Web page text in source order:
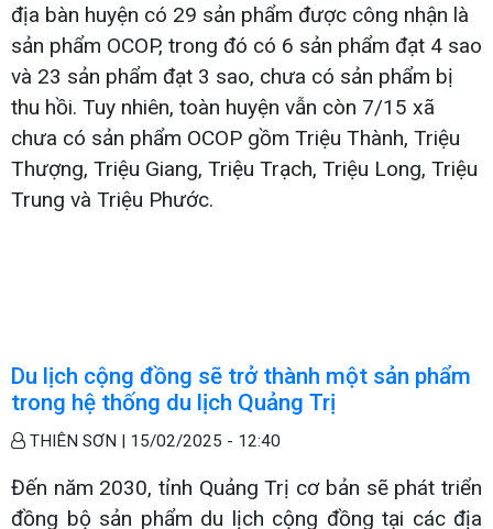
địa bàn huyện có 29 sản phẩm được công nhận là
sản phẩm OCOP, trong đó có 6 sản phẩm đạt 4 sao
và 23 sản phẩm đạt 3 sao, chưa có sản phẩm bị
thu hồi. Tuy nhiên, toàn huyện vẫn còn 7/15 xã
chưa có sản phẩm OCOP gồm Triệu Thành, Triệu
Thượng, Triệu Giang, Triệu Trạch, Triệu Long, Triệu
Trung và Triệu Phước.
Du lịch cộng đồng sẽ trở thành một sản phẩm
trong hệ thống du lịch Quảng Trị
THIÊN SƠN | 15/02/2025 - 12:40
Đến năm 2030, tỉnh Quảng Trị cơ bản sẽ phát triển
đồng bộ sản phẩm du lịch cộng đồng tại các địa